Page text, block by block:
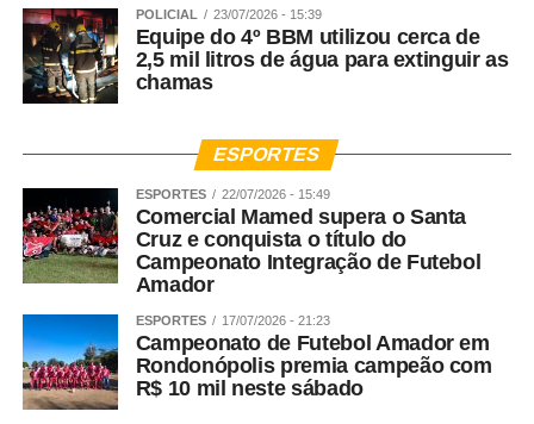
WhatsApp
Facebook
Twitter
Messenger
LinkedIn
Share
POLICIAL 23/07/2026 - 15:39
Equipe do 4º BBM utilizou cerca de
2,5 mil litros de água para extinguir as
chamas
ESPORTES
ESPORTES 22/07/2026 - 15:49
Comercial Mamed supera o Santa
Cruz e conquista o título do
Campeonato Integração de Futebol
Amador
ESPORTES 17/07/2026 - 21:23
Campeonato de Futebol Amador em
Rondonópolis premia campeão com
R$ 10 mil neste sábado